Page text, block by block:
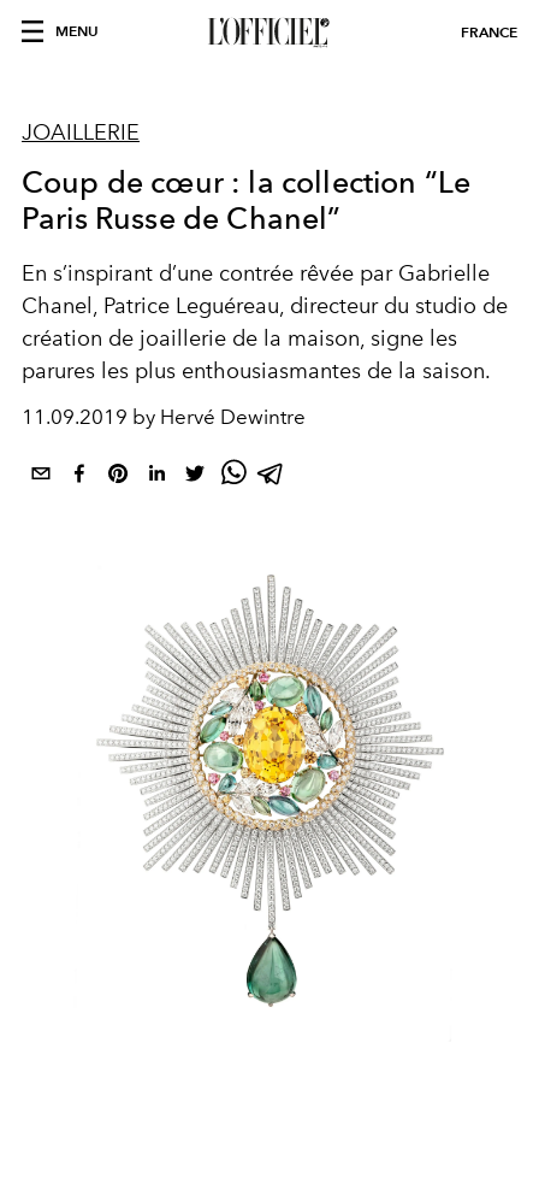
MENU FRANCE
JOAILLERIE
Coup de cœur : la collection “Le
Paris Russe de Chanel”
En s’inspirant d’une contrée rêvée par Gabrielle
Chanel, Patrice Leguéreau, directeur du studio de
création de joaillerie de la maison, signe les
parures les plus enthousiasmantes de la saison.
11.09.2019 by Hervé Dewintre